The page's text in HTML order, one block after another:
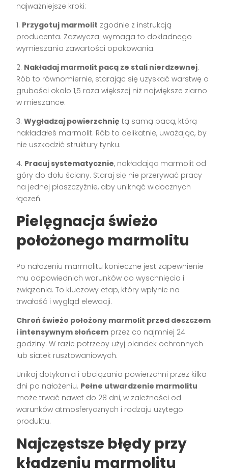
najważniejsze kroki:
1. Przygotuj marmolit zgodnie z instrukcją
producenta. Zazwyczaj wymaga to dokładnego
wymieszania zawartości opakowania.
2. Nakładaj marmolit pacą ze stali nierdzewnej.
Rób to równomiernie, starając się uzyskać warstwę o
grubości około 1,5 raza większej niż największe ziarno
w mieszance.
3.Wygładzaj powierzchnię tą samą pacą, którą
nakładałeś marmolit. Rób to delikatnie, uważając, by
nie uszkodzić struktury tynku.
4. Pracuj systematycznie, nakładając marmolit od
góry do dołu ściany. Staraj się nie przerywać pracy
na jednej płaszczyźnie, aby uniknąć widocznych
łączeń.
Pielęgnacja świeżo
położonego marmolitu
Po nałożeniu marmolitu konieczne jest zapewnienie
mu odpowiednich warunków do wyschnięcia i
związania. To kluczowy etap, który wpłynie na
trwałość i wygląd elewacji.
Chroń świeżo położony marmolit przed deszczem
i intensywnym słońcem przez co najmniej 24
godziny. W razie potrzeby użyj plandek ochronnych
lub siatek rusztowaniowych.
Unikaj dotykania i obciążania powierzchni przez kilka
dni po nałożeniu. Pełne utwardzenie marmolitu
może trwać nawet do 28 dni, w zależności od
warunków atmosferycznych i rodzaju użytego
produktu.
Najczęstsze błędy przy
kładzeniu marmolitu